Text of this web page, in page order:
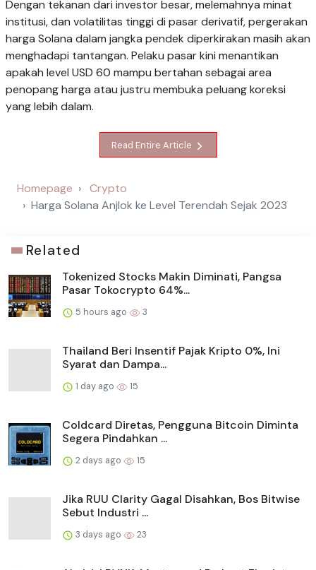
Dengan tekanan dari investor besar, melemahnya minat
institusi, dan volatilitas tinggi di pasar derivatif, pergerakan
harga Solana dalam jangka pendek diperkirakan masih akan
menghadapi tantangan. Pelaku pasar kini menantikan
apakah level USD 60 mampu bertahan sebagai area
penopang harga atau justru membuka peluang koreksi
yang lebih dalam.
Read Entire Article
Homepage
Crypto
Harga Solana Anjlok ke Level Terendah Sejak 2023
Related
Tokenized Stocks Makin Diminati, Pangsa
Pasar Tokocrypto 64%...
5 hours ago 3
Thailand Beri Insentif Pajak Kripto 0%, Ini
Syarat dan Dampa...
1 day ago 15
Coldcard Diretas, Pengguna Bitcoin Diminta
Segera Pindahkan ...
2 days ago 15
Jika RUU Clarity Gagal Disahkan, Bos Bitwise
Sebut Industri ...
3 days ago 23